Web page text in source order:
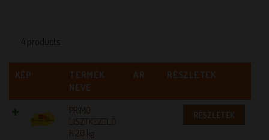
4 products
KÉP
TERMÉK
NEVE
ÁR RÉSZLETEK
PRIMO
LISZTKEZELŐ
H 20 kg
RÉSZLETEK